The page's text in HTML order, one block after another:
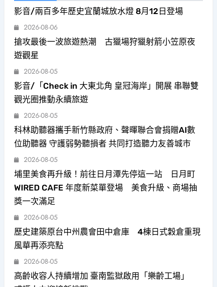
影音/兩百多年歷史宜蘭城放水燈 8月12日登場
2026-08-06
搶攻最後一波旅遊熱潮 古獵場狩獵射箭小笠原夜
遊觀星
2026-08-05
影音/「Check in 大東北角 皇冠海岸」開展 串聯雙
觀光圈推動永續旅遊
2026-08-05
科林助聽器攜手新竹縣政府、聲暉聯合會捐贈AI數
位助聽器 守護弱勢聽損者 共同打造聽力友善城市
2026-08-05
埔里美食再升級！前往日月潭先停這一站 日月町
WIRED CAFE 年度新菜單登場 美食升級、商場抽
獎一次滿足
2026-08-05
歷史建築原台中州農會田中倉庫 4棟日式穀倉重現
風華再添亮點
2026-08-05
高齡收容人持續增加 臺南監獄啟用「樂齡工場」